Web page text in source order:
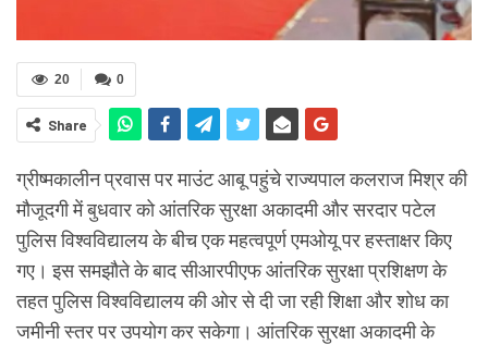
0
20
Share
ग्रीष्मकालीन प्रवास पर माउंट आबू पहुंचे राज्यपाल कलराज मिश्र की
मौजूदगी में बुधवार को आंतरिक सुरक्षा अकादमी और सरदार पटेल
पुलिस विश्वविद्यालय के बीच एक महत्वपूर्ण एमओयू पर हस्ताक्षर किए
गए। इस समझौते के बाद सीआरपीएफ आंतरिक सुरक्षा प्रशिक्षण के
तहत पुलिस विश्वविद्यालय की ओर से दी जा रही शिक्षा और शोध का
जमीनी स्तर पर उपयोग कर सकेगा। आंतरिक सुरक्षा अकादमी के